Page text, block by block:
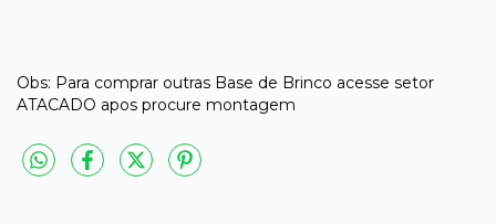
Obs: Para comprar outras Base de Brinco acesse setor
ATACADO apos procure montagem